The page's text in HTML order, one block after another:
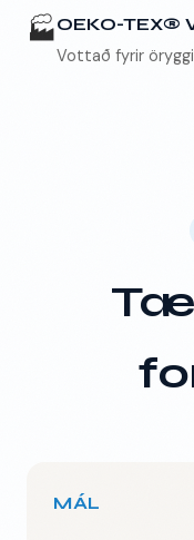
🏭OEKO-TEX®
Vottað fyrir
MÁL